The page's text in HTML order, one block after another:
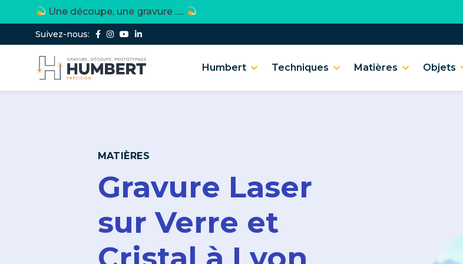
Une découpe, une gravure .....
Suivez-nous:
Humbert Techniques Matières Objets
MATIÈRES
Gravure Laser
sur Verre et